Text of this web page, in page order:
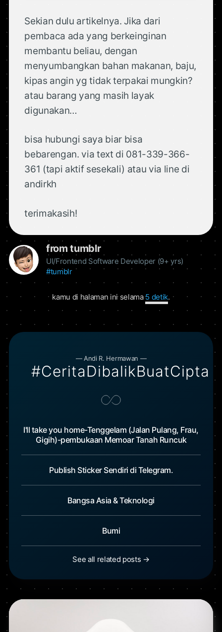
Sekian dulu artikelnya. Jika dari
pembaca ada yang berkeinginan
membantu beliau, dengan
menyumbangkan bahan makanan, baju,
kipas angin yg tidak terpakai mungkin?
atau barang yang masih layak
digunakan…
bisa hubungi saya biar bisa
bebarengan. via text di 081-339-366-
361 (tapi aktif sesekali) atau via line di
andirkh
terimakasih!
from tumblr
UI/Frontend Software Developer (9+ yrs)
#tumblr
kamu di halaman ini selama5 detik.
— Andi R. Hermawan —
#CeritaDibalikBuatCipta
I'll take you home-Tenggelam (Jalan Pulang, Frau,
Gigih)-pembukaan Memoar Tanah Runcuk
Publish Sticker Sendiri di Telegram.
Bangsa Asia & Teknologi
Bumi
See all related posts →